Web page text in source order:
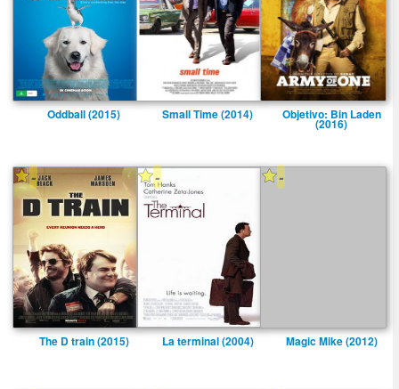
Oddball (2015) Small Time (2014) Objetivo: Bin Laden
(2016)
-
The D train (2015)
-
La terminal (2004)
-
Magic Mike (2012)